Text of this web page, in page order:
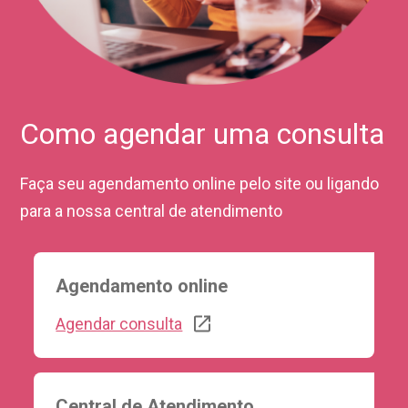
Como agendar uma consulta
Faça seu agendamento online pelo site ou ligando
para a nossa central de atendimento
Agendamento online
Agendar consulta